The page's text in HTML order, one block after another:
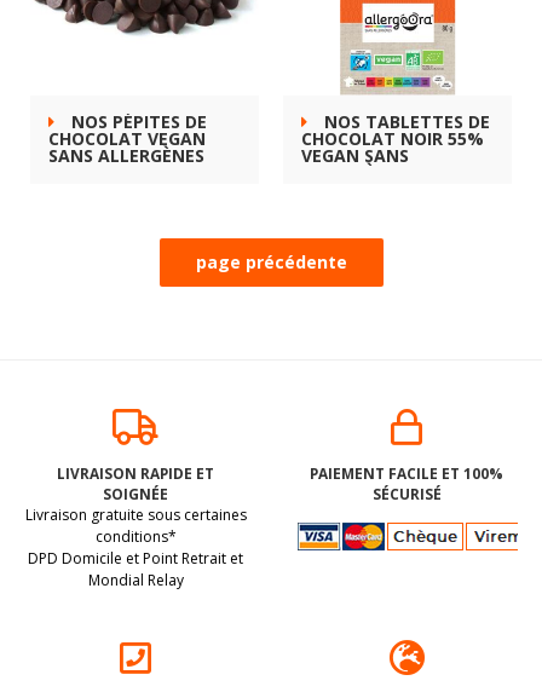
NOS PÉPITES DE
CHOCOLAT VEGAN
SANS ALLERGÈNES
NOS TABLETTES DE
CHOCOLAT NOIR 55%
VEGAN SANS
ALLERGÈNES
LIVRAISON RAPIDE ET
SOIGNÉE
Livraison gratuite sous certaines
conditions*
DPD Domicile et Point Retrait et
Mondial Relay
PAIEMENT FACILE ET 100%
SÉCURISÉ